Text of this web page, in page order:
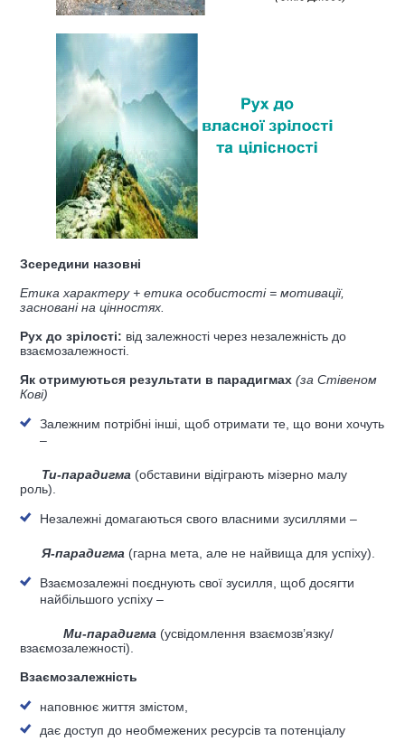
Зсередини назовні
Етика характеру + етика особистості = мотивації,
засновані на цінностях.
Рух до зрілості: від залежності через незалежність до
взаємозалежності.
Як отримуються результати в парадигмах (за Стівеном
Кові)
Залежним потрібні інші, щоб отримати те, що вони хочуть
–
Ти-парадигма (обставини відіграють мізерно малу
роль).
Незалежні домагаються свого власними зусиллями –
Я-парадигма (гарна мета, але не найвища для успіху).
Взаємозалежні поєднують свої зусилля, щоб досягти
найбільшого успіху –
Ми-парадигма (усвідомлення взаємозв’язку/
взаємозалежності).
Взаємозалежність
наповнює життя змістом,
дає доступ до необмежених ресурсів та потенціалу